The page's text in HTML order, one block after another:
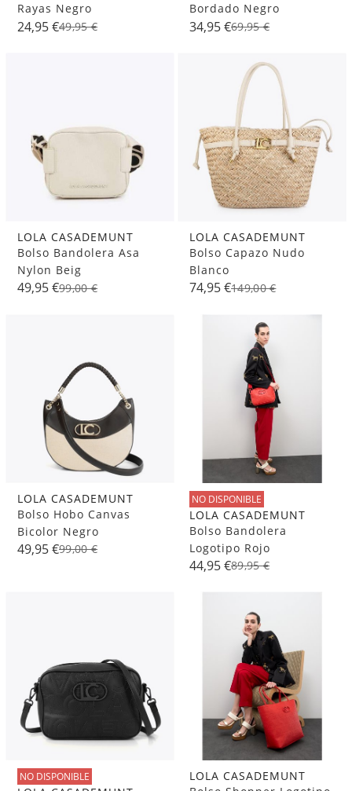
Rayas Negro
24,95 €49,95 €
Bordado Negro
34,95 €69,95 €
LOLA CASADEMUNT
Bolso Bandolera Asa
Nylon Beig
49,95 €99,00 €
LOLA CASADEMUNT
Bolso Capazo Nudo
Blanco
74,95 €149,00 €
LOLA CASADEMUNT
Bolso Hobo Canvas
Bicolor Negro
49,95 €99,00 €
NO DISPONIBLE
LOLA CASADEMUNT
Bolso Bandolera
Logotipo Rojo
44,95 €89,95 €
NO DISPONIBLE
LOLA CASADEMUNT